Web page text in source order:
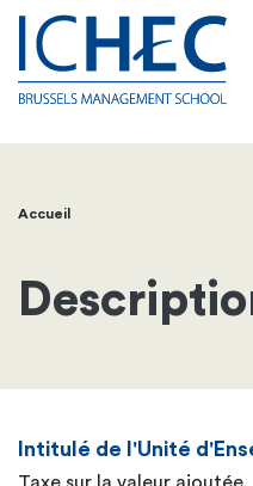
Fil
d'Ariane
Accueil
Intitulé de l'Unité